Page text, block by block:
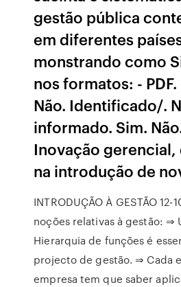
gestão pública
em diferentes
monstrando como
nos formatos: - PDF.
Não. Identificado/.
informado. Sim.
Inovação
na introdução de
INTRODUÇÃO À GESTÃO
noções relativas à gestão: ⇒
Hierarquia de funções é
projecto de gestão. ⇒ Cada
empresa tem que saber